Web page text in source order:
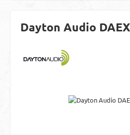
Dayton Audio
Bildergalerie überspringen